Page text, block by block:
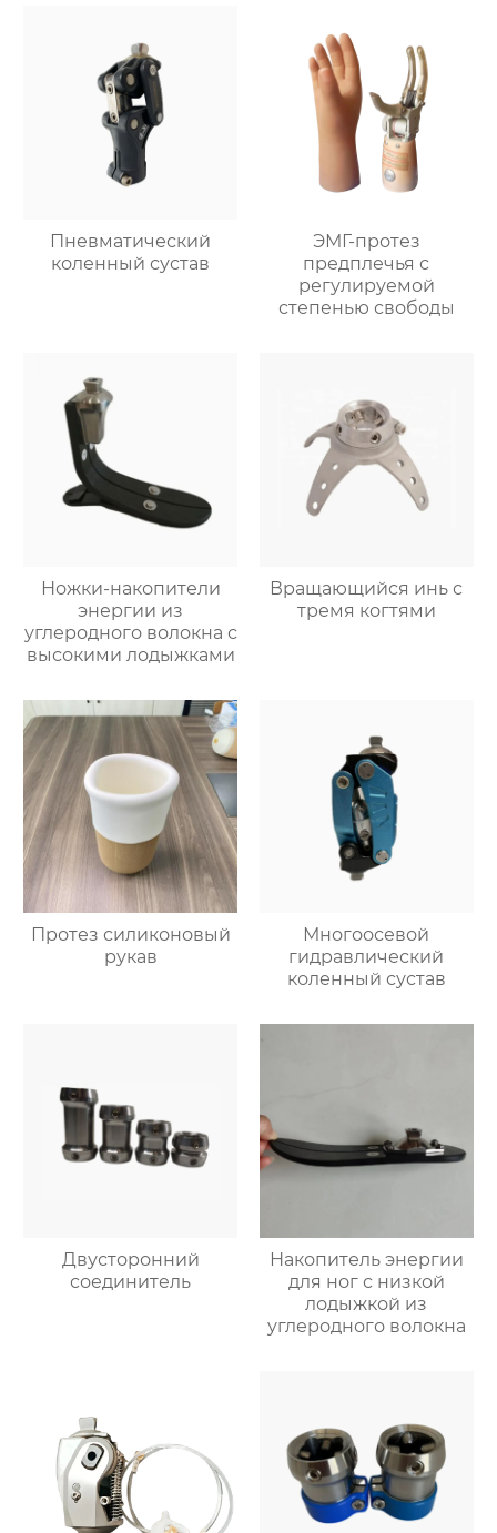
Пневматический
коленный сустав
ЭМГ-протез
предплечья с
регулируемой
степенью свободы
Ножки-накопители
энергии из
углеродного волокна с
высокими лодыжками
Вращающийся инь с
тремя когтями
Протез силиконовый
рукав
Многоосевой
гидравлический
коленный сустав
Двусторонний
соединитель
Накопитель энергии
для ног с низкой
лодыжкой из
углеродного волокна